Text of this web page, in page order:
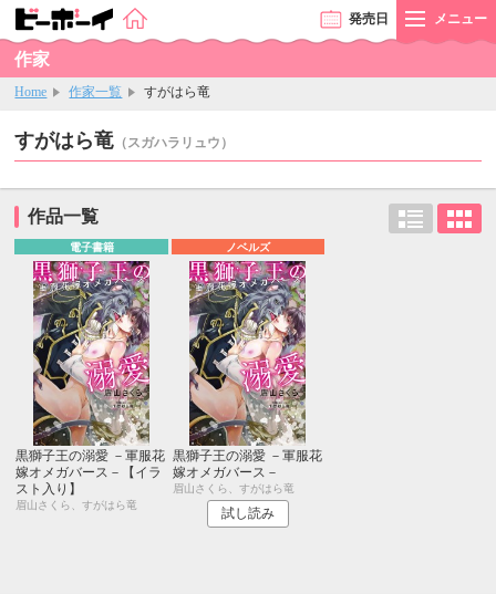
発売日 メニュー
作家
Home 作家一覧 すがはら竜
すがはら竜 （スガハラリュウ）
作品一覧
電子書籍
黒獅子王の溺愛 －軍服花
嫁オメガバース－【イラ
スト入り】
眉山さくら、すがはら竜
ノベルズ
黒獅子王の溺愛 －軍服花
嫁オメガバース－
眉山さくら、すがはら竜
試し読み